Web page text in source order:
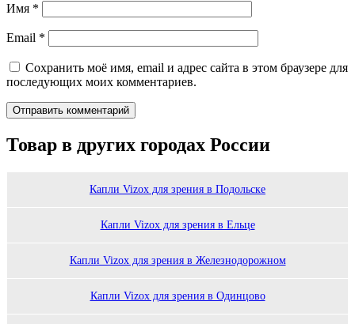
Имя *
Email *
Сохранить моё имя, email и адрес сайта в этом браузере для
последующих моих комментариев.
Товар в других городах России
Капли Vizox для зрения в Подольске
Капли Vizox для зрения в Ельце
Капли Vizox для зрения в Железнодорожном
Капли Vizox для зрения в Одинцово